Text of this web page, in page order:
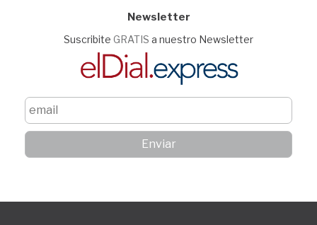
Newsletter
Suscribite GRATIS a nuestro Newsletter